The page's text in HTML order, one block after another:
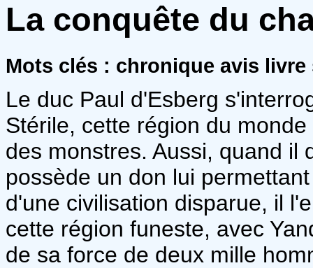
La conquête du
Mots clés : chronique avis livre
Le duc Paul d'Esberg
Stérile, cette région du
des monstres. Aussi, quand il
possède un don lui
d'une civilisation disparue, il
cette région funeste, avec
de sa force de deux mille